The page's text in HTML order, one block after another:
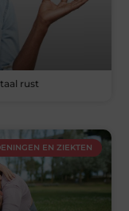
rust
EN ZIEKTEN